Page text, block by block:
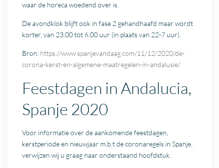
waar de horeca woedend over is.
De avondklok blijft ook in fase 2 gehandhaafd maar wordt
korter, van 23.00 tot 6.00 uur (in plaats van 22-7 uur).
Bron: https://www.spanjevandaag.com/11/12/2020/de-
corona-kerst-en-algemene-maatregelen-in-andalusie/
Feestdagen in Andalucia,
Spanje 2020
Voor informatie over de aankomende feestdagen,
kerstperiode en nieuwjaar m.b.t de coronaregels in Spanje,
verwijzen wij u graag naar onderstaand hoofdstuk.